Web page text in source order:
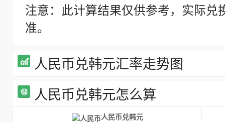
注意：此计算结果仅供参考，实际
准。
人民币兑韩元汇率走势图
人民币兑韩元怎么算
人民币兑韩元